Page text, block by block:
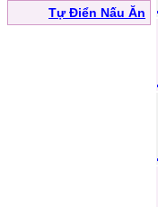
Tự Điển Nấu Ăn